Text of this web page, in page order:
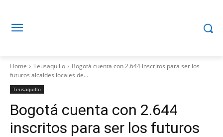
Home Teusaquillo
Bogotá cuenta con 2.644 inscritos para ser los
futuros alcaldes locales de...
Teusaquillo
Bogotá cuenta con 2.644
inscritos para ser los futuros